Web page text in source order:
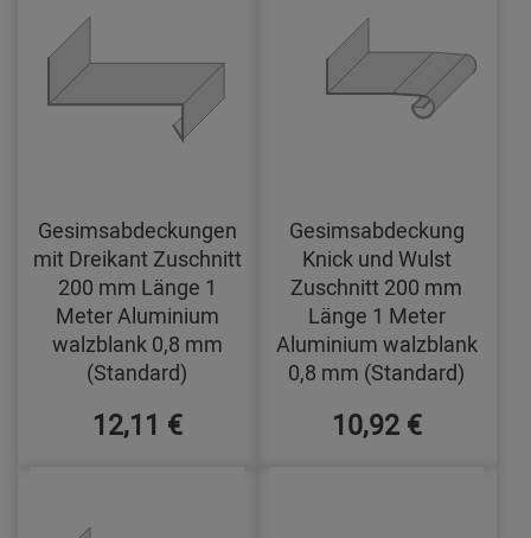
Gesimsabdeckungen
mit Dreikant Zuschnitt
200 mm Länge 1
Meter Aluminium
walzblank 0,8 mm
(Standard)
12,11 €
Gesimsabdeckung
Knick und Wulst
Zuschnitt 200 mm
Länge 1 Meter
Aluminium walzblank
0,8 mm (Standard)
10,92 €